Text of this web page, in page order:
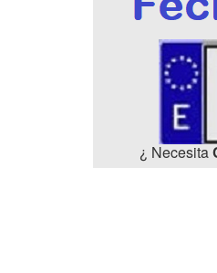
¿ Necesita